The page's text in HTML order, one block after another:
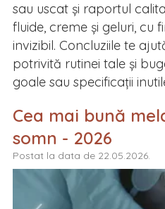
sau uscat și raportul
fluide, creme și geluri, cu
invizibil. Concluziile te
potrivită rutinei tale și
goale sau specificații
Cea mai bună
somn - 2026
Postat la data de 22.05.2026.